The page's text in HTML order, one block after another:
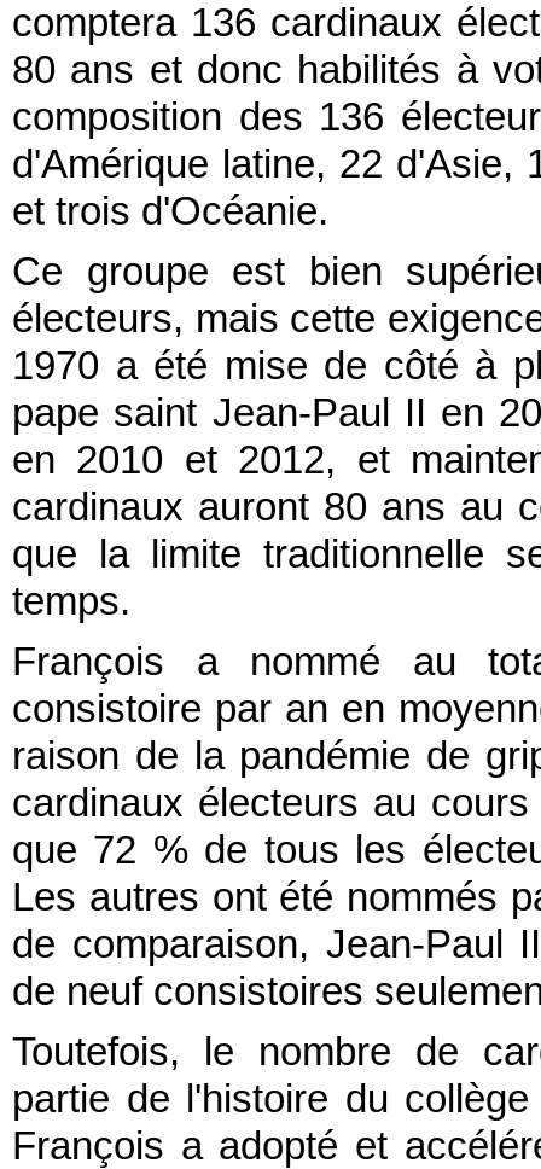
comptera 136 cardinaux
80 ans et donc habilités à
composition des 136
d'Amérique latine, 22 d'Asie,
et trois d'Océanie.
Ce groupe est bien
électeurs, mais cette
1970 a été mise de côté à
pape saint Jean-Paul II en
en 2010 et 2012, et
cardinaux auront 80 ans au
que la limite traditionnelle
temps.
François a nommé au
consistoire par an en
raison de la pandémie de
cardinaux électeurs au
que 72 % de tous les
Les autres ont été nommés
de comparaison, Jean-Paul
de neuf consistoires
Toutefois, le nombre de
partie de l'histoire du
François a adopté et